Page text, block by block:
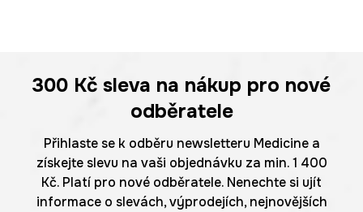
300 Kč sleva na nákup pro nové
odběratele
Přihlaste se k odběru newsletteru Medicine a
získejte slevu na vaši objednávku za min. 1 400
Kč. Platí pro nové odběratele. Nenechte si ujít
informace o slevách, výprodejích, nejnovějších